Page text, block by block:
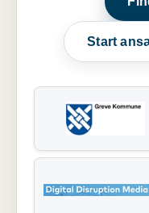
Start